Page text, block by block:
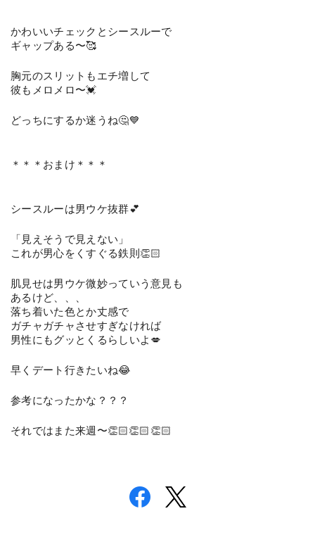
かわいいチェックとシースルーで
ギャップある〜🥰
胸元のスリットもエチ増して
彼もメロメロ〜💓
どっちにするか迷うね🤔💙
＊＊＊おまけ＊＊＊
シースルーは男ウケ抜群💕
「見えそうで見えない」
これが男心をくすぐる鉄則👏🏻
肌見せは男ウケ微妙っていう意見も
あるけど、、、
落ち着いた色とか丈感で
ガチャガチャさせすぎなければ
男性にもグッとくるらしいよ💋
早くデート行きたいね😂
参考になったかな？？？
それではまた来週〜👏🏻👏🏻👏🏻